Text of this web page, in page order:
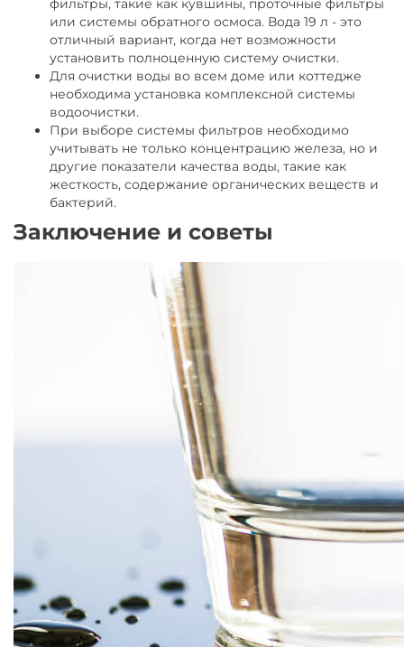
фильтры, такие как кувшины, проточные фильтры
или системы обратного осмоса. Вода 19 л - это
отличный вариант, когда нет возможности
установить полноценную систему очистки.
Для очистки воды во всем доме или коттедже
необходима установка комплексной системы
водоочистки.
При выборе системы фильтров необходимо
учитывать не только концентрацию железа, но и
другие показатели качества воды, такие как
жесткость, содержание органических веществ и
бактерий.
Заключение и советы